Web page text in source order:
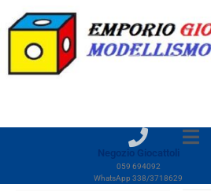
Negozio Giocattoli
059 694092
WhatsApp 338/3718629
Home Prodotti DOYONO
DOYONO